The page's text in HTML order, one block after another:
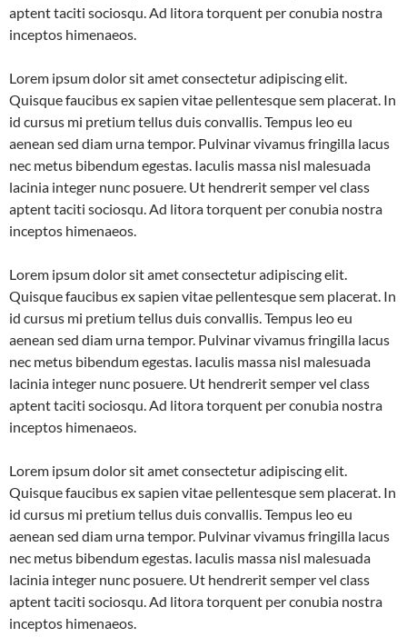
aptent taciti sociosqu. Ad litora torquent per conubia nostra
inceptos himenaeos.
Lorem ipsum dolor sit amet consectetur adipiscing elit.
Quisque faucibus ex sapien vitae pellentesque sem placerat. In
id cursus mi pretium tellus duis convallis. Tempus leo eu
aenean sed diam urna tempor. Pulvinar vivamus fringilla lacus
nec metus bibendum egestas. Iaculis massa nisl malesuada
lacinia integer nunc posuere. Ut hendrerit semper vel class
aptent taciti sociosqu. Ad litora torquent per conubia nostra
inceptos himenaeos.
Lorem ipsum dolor sit amet consectetur adipiscing elit.
Quisque faucibus ex sapien vitae pellentesque sem placerat. In
id cursus mi pretium tellus duis convallis. Tempus leo eu
aenean sed diam urna tempor. Pulvinar vivamus fringilla lacus
nec metus bibendum egestas. Iaculis massa nisl malesuada
lacinia integer nunc posuere. Ut hendrerit semper vel class
aptent taciti sociosqu. Ad litora torquent per conubia nostra
inceptos himenaeos.
Lorem ipsum dolor sit amet consectetur adipiscing elit.
Quisque faucibus ex sapien vitae pellentesque sem placerat. In
id cursus mi pretium tellus duis convallis. Tempus leo eu
aenean sed diam urna tempor. Pulvinar vivamus fringilla lacus
nec metus bibendum egestas. Iaculis massa nisl malesuada
lacinia integer nunc posuere. Ut hendrerit semper vel class
aptent taciti sociosqu. Ad litora torquent per conubia nostra
inceptos himenaeos.